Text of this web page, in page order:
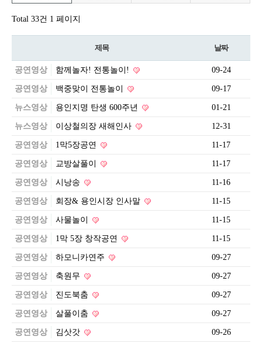
Total 33건 1 페이지
제목 날짜
공연영상 함께놀자! 전통놀이! 09-24
공연영상 백중맞이 전통놀이 09-17
뉴스영상 용인지명 탄생 600주년 01-21
뉴스영상 이상철의장 새해인사 12-31
공연영상 1막5장공연 11-17
공연영상 교방살풀이 11-17
공연영상 시낭송 11-16
공연영상 회장& 용인시장 인사말 11-15
공연영상 사물놀이 11-15
공연영상 1막 5장 창작공연 11-15
공연영상 하모니카연주 09-27
공연영상 축원무 09-27
공연영상 진도북춤 09-27
공연영상 살풀이춤 09-27
공연영상 김삿갓 09-26